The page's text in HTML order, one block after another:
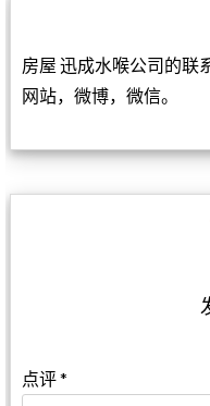
房屋 迅成水喉公司的联
网站，微博，微信。
点评*